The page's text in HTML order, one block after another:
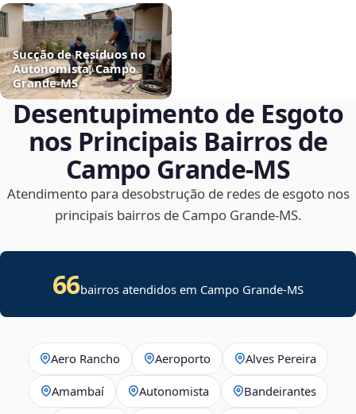
Sucção de Resíduos no
Autonomista, Campo
Grande‑MS
Desentupimento de Esgoto
nos Principais Bairros de
Campo Grande‑MS
Atendimento para desobstrução de redes de esgoto nos
principais bairros de Campo Grande‑MS.
66bairros atendidos em Campo Grande-MS
Aero Rancho Aeroporto Alves Pereira
Amambaí Autonomista Bandeirantes